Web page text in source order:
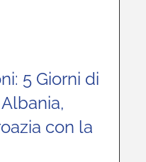
5 Giorni di
con la